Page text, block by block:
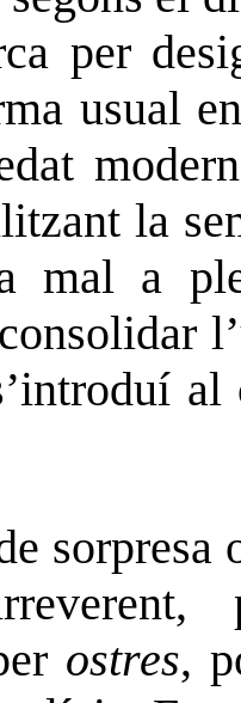
per
usual
la
mal a
ostres,